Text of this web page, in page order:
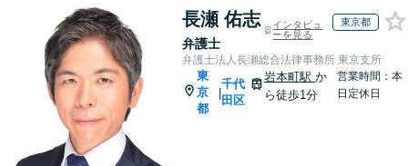
長瀬 佑志
弁護士
インタビュ
ーを見る
東京都
弁護士法人長瀬総合法律事務所 東京支所
東
京
都
|
千代
田区
岩本町駅か
ら徒歩1分
営業時間：本
日定休日